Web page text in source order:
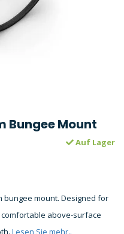
Bungee Mount
Auf Lager
bungee mount. Designed for
above-surface
Lesen Sie mehr..